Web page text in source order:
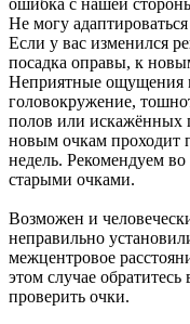
Не могу
Если у вас изменился
посадка оправы, к
Неприятные ощущения
головокружение,
полов или искажённых
новым очкам проходит
недель. Рекомендуем
старыми очками.
Возможен и
неправильно
межцентровое
этом случае
проверить очки.